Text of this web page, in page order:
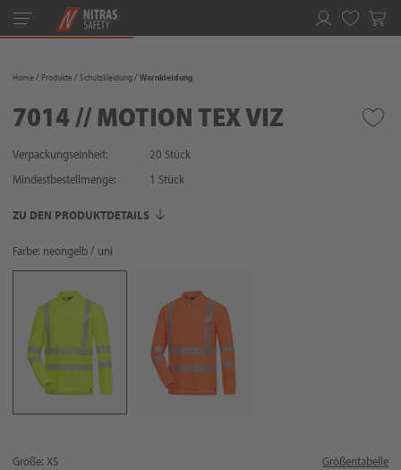
Toggle
navigation
Home Produkte Schutzkleidung Warnkleidung
7014 // MOTION TEX VIZ
Verpackungseinheit:
20 Stück
Mindestbestellmenge:
1 Stück
ZU DEN PRODUKTDETAILS
Farbe: neongelb / uni
Größe: XS Größentabelle